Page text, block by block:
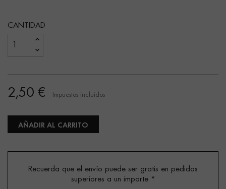
CANTIDAD
2,50 € Impuestos incluidos
AÑADIR AL CARRITO
Recuerda que el envío puede ser gratis en pedidos
superiores a un importe *